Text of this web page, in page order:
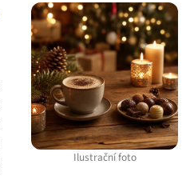
Ilustrační foto